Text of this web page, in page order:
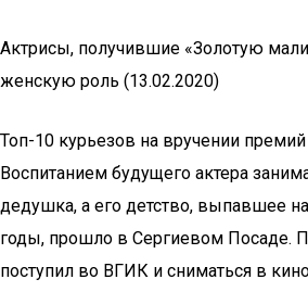
Актрисы, получившие «Золотую
женскую роль (13.02.2020)
Топ-10 курьезов на вручении
Воспитанием будущего актера
дедушка, а его детство, выпавшее
годы, прошло в Сергиевом Посаде.
поступил во ВГИК и сниматься в